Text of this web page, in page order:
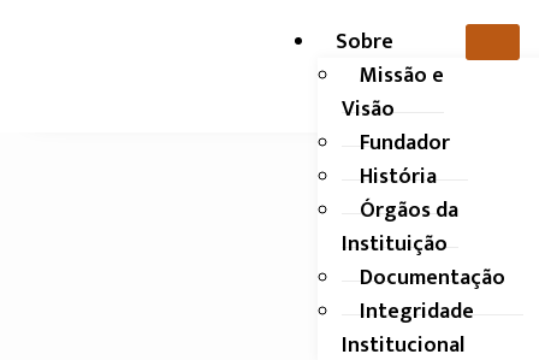
Sobre
Missão e
Visão
Fundador
História
Órgãos da
Instituição
Documentação
Integridade
Institucional